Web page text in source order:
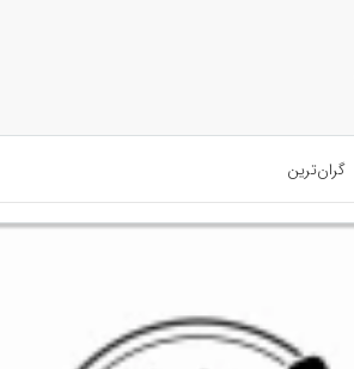
گران‌ترین